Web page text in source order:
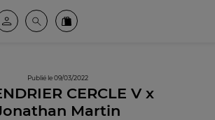
le meilleur du chocolat
Espace clientRechercheCommandez en ligne
Publié le 09/03/2022
CERCLE V x
Martin